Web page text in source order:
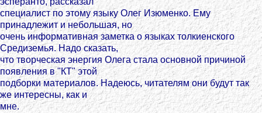
специалист по этому языку Олег Изюменко. Ему
принадлежит и небольшая, но
очень информативная заметка о языках толкиенского
Средиземья. Надо сказать,
что творческая энергия Олега стала основной причиной
появления в "КТ" этой
подборки материалов. Надеюсь, читателям они будут так
же интересны, как и
мне.